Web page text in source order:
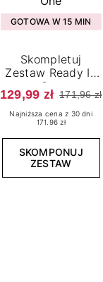
GOTOWA W 15 MIN
Skompletuj
Zestaw Ready In
One
129,99 zł 171,96 zł
Najniższa cena z 30 dni
171.96 zł
SKOMPONUJ
ZESTAW